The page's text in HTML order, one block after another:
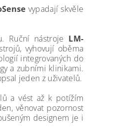
vypadají skvěle
Ruční nástroje LM-
vyhovují oběma
integrovaných do
a zubními klinikami.
jeden z uživatelů.
a vést až k potížím
věnovat pozornost
designem je i